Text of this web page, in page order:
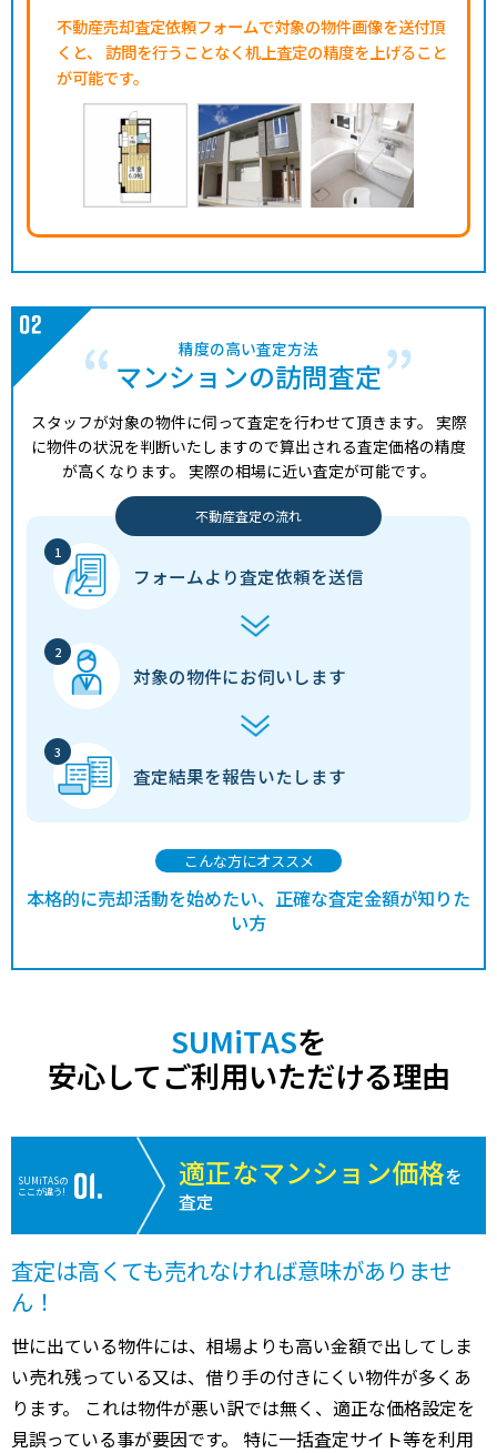
不動産売却査定依頼フォームで対象の物件画像を送付頂
くと、
訪問を行うことなく机上査定の精度を上げること
が可能です。
精度の高い査定方法
マンションの訪問査定
スタッフが対象の物件に伺って査定を行わせて頂きます。 実際
に物件の状況を判断いたしますので算出される査定価格の精度
が高くなります。 実際の相場に近い査定が可能です。
不動産査定の流れ
フォームより査定依頼を送信
対象の物件にお伺いします
査定結果を報告いたします
こんな方にオススメ
本格的に売却活動を始めたい、正確な査定金額が知りた
い方
SUMiTASを
安心してご利用いただける理由
SUMiTASの
ここが違う!
適正なマンション価格を
査定
査定は高くても売れなければ意味がありませ
ん！
世に出ている物件には、相場よりも高い金額で出してしま
い売れ残っている又は、借り手の付きにくい物件が多くあ
ります。 これは物件が悪い訳では無く、適正な価格設定を
見誤っている事が要因です。 特に一括査定サイト等を利用